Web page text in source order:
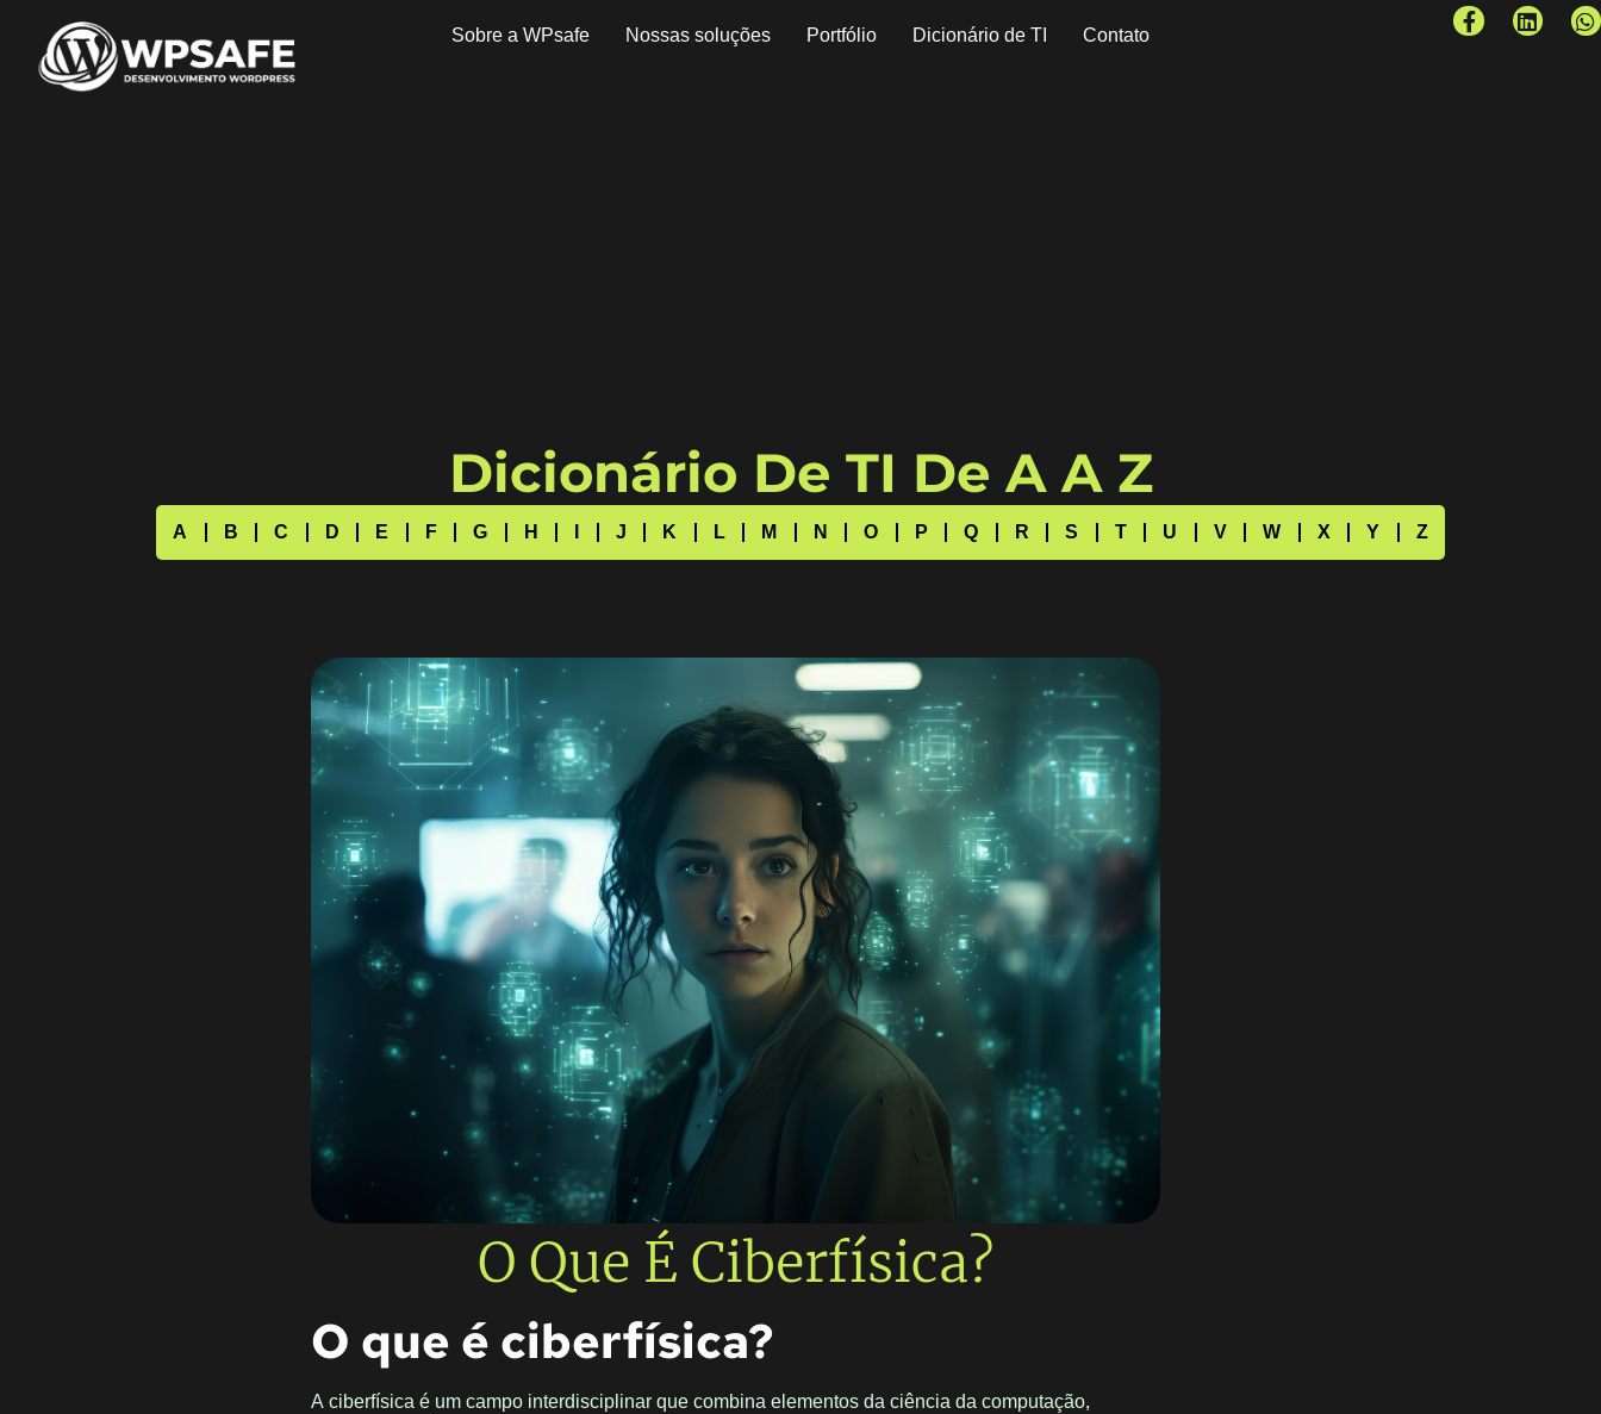
Sobre a WPsafe Nossas soluções Portfólio Dicionário de TI Contato
Dicionário De TI De A A Z
A B C D E F G H I J K L M N O P Q R S T U V W X Y Z
O Que É Ciberfísica?
O que é ciberfísica?
A ciberfísica é um campo interdisciplinar que combina elementos da ciência da computação,